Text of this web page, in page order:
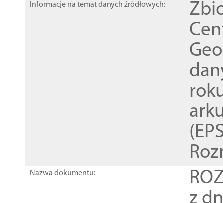
Informacje na temat danych źródłowych:
Nazwa dokumentu:
z